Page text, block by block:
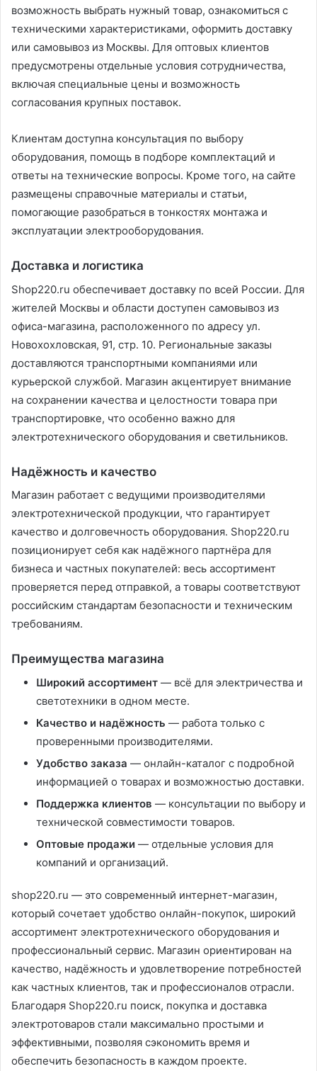
возможность выбрать нужный товар, ознакомиться с
техническими характеристиками, оформить доставку
или самовывоз из Москвы. Для оптовых клиентов
предусмотрены отдельные условия сотрудничества,
включая специальные цены и возможность
согласования крупных поставок.
Клиентам доступна консультация по выбору
оборудования, помощь в подборе комплектаций и
ответы на технические вопросы. Кроме того, на сайте
размещены справочные материалы и статьи,
помогающие разобраться в тонкостях монтажа и
эксплуатации электрооборудования.
Доставка и логистика
Shop220.ru обеспечивает доставку по всей России. Для
жителей Москвы и области доступен самовывоз из
офиса-магазина, расположенного по адресу ул.
Новохохловская, 91, стр. 10. Региональные заказы
доставляются транспортными компаниями или
курьерской службой. Магазин акцентирует внимание
на сохранении качества и целостности товара при
транспортировке, что особенно важно для
электротехнического оборудования и светильников.
Надёжность и качество
Магазин работает с ведущими производителями
электротехнической продукции, что гарантирует
качество и долговечность оборудования. Shop220.ru
позиционирует себя как надёжного партнёра для
бизнеса и частных покупателей: весь ассортимент
проверяется перед отправкой, а товары соответствуют
российским стандартам безопасности и техническим
требованиям.
Преимущества магазина
Широкий ассортимент — всё для электричества и
светотехники в одном месте.
Качество и надёжность — работа только с
проверенными производителями.
Удобство заказа — онлайн-каталог с подробной
информацией о товарах и возможностью доставки.
Поддержка клиентов — консультации по выбору и
технической совместимости товаров.
Оптовые продажи — отдельные условия для
компаний и организаций.
shop220.ru — это современный интернет-магазин,
который сочетает удобство онлайн-покупок, широкий
ассортимент электротехнического оборудования и
профессиональный сервис. Магазин ориентирован на
качество, надёжность и удовлетворение потребностей
как частных клиентов, так и профессионалов отрасли.
Благодаря Shop220.ru поиск, покупка и доставка
электротоваров стали максимально простыми и
эффективными, позволяя сэкономить время и
обеспечить безопасность в каждом проекте.